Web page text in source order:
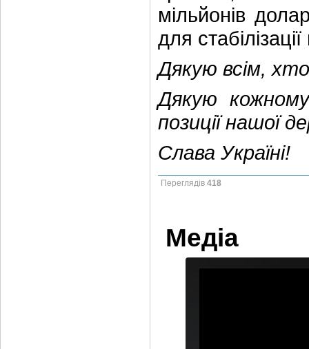
мільйонів
для
Дякую всім,
Дякую
позиції нашої
Слава Україні!
Переглядів 418
Медіа